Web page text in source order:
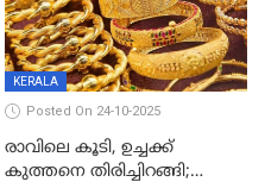
KERALA
Posted On 24-10-2025
രാവിലെ കൂടി, ഉച്ചക്ക്
കുത്തനെ തിരിച്ചിറങ്ങി;